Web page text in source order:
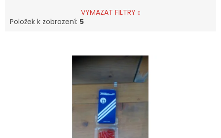
VYMAZAT FILTRY
Položek k zobrazení: 5